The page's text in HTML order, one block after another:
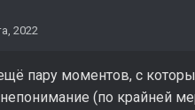
2022
пару моментов, с
(по крайней